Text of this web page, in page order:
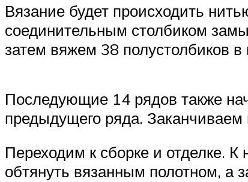
Вязание будет происходить
соединительным столбиком
затем вяжем 38 полустолбиков
Последующие 14 рядов также
предыдущего ряда.
Переходим к сборке и отделке.
обтянуть вязанным полотном, а